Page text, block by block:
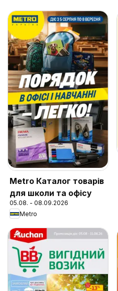
Metro Каталог товарів
для школи та офісу
05.08. - 08.09.2026
Metro